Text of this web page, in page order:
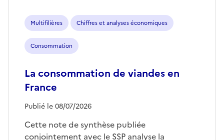
Multifilières Chiffres et analyses économiques
Consommation
La consommation de viandes en
France
Publié le 08/07/2026
Cette note de synthèse publiée
conjointement avec le SSP analyse la